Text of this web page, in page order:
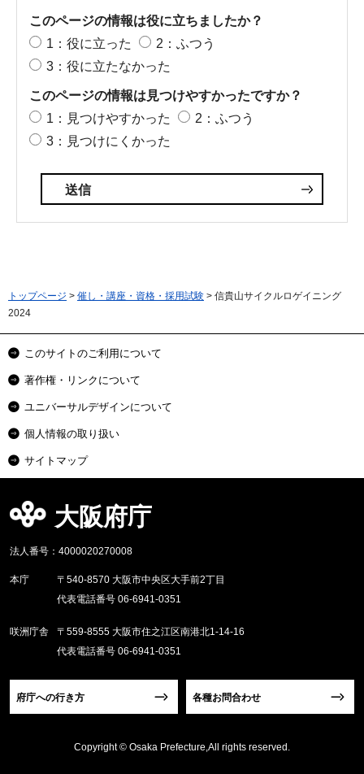
このページの情報は役に立ちましたか？
1：役に立った
2：ふつう
3：役に立たなかった
このページの情報は見つけやすかったですか？
1：見つけやすかった
2：ふつう
3：見つけにくかった
トップページ > 催し・講座・資格・採用試験 > 信貴山サイクルロゲイニング
2024
このサイトのご利用について
著作権・リンクについて
ユニバーサルデザインについて
個人情報の取り扱い
サイトマップ
大阪府庁
法人番号：4000020270008
本庁
〒540-8570 大阪市中央区大手前2丁目
代表電話番号 06-6941-0351
咲洲庁舎
〒559-8555 大阪市住之江区南港北1-14-16
代表電話番号 06-6941-0351
府庁への行き方 各種お問合わせ
Copyright © Osaka Prefecture,All rights reserved.